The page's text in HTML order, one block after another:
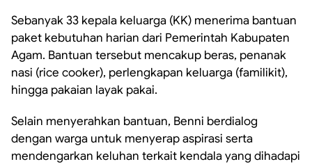
Sebanyak 33 kepala keluarga (KK) menerima bantuan
paket kebutuhan harian dari Pemerintah Kabupaten
Agam. Bantuan tersebut mencakup beras, penanak
nasi (rice cooker), perlengkapan keluarga (familikit),
hingga pakaian layak pakai.
Selain menyerahkan bantuan, Benni berdialog
dengan warga untuk menyerap aspirasi serta
mendengarkan keluhan terkait kendala yang dihadapi